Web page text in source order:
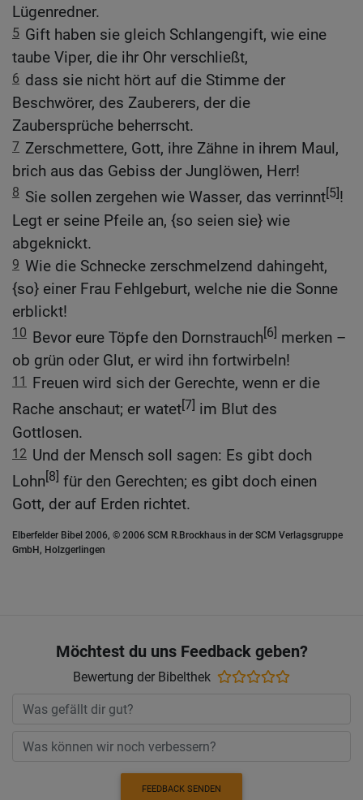
Lügenredner.
5 Gift haben sie gleich Schlangengift, wie eine
taube Viper, die ihr Ohr verschließt,
6 dass sie nicht hört auf die Stimme der
Beschwörer, des Zauberers, der die
Zaubersprüche beherrscht.
7 Zerschmettere, Gott, ihre Zähne in ihrem Maul,
brich aus das Gebiss der Junglöwen, Herr!
8 Sie sollen zergehen wie Wasser, das verrinnt[5]!
Legt er seine Pfeile an, {so seien sie} wie
abgeknickt.
9 Wie die Schnecke zerschmelzend dahingeht,
{so} einer Frau Fehlgeburt, welche nie die Sonne
erblickt!
10 Bevor eure Töpfe den Dornstrauch[6] merken –
ob grün oder Glut, er wird ihn fortwirbeln!
11 Freuen wird sich der Gerechte, wenn er die
Rache anschaut; er watet[7] im Blut des
Gottlosen.
12 Und der Mensch soll sagen: Es gibt doch
Lohn[8] für den Gerechten; es gibt doch einen
Gott, der auf Erden richtet.
Elberfelder Bibel 2006, © 2006 SCM R.Brockhaus in der SCM Verlagsgruppe
GmbH, Holzgerlingen
Möchtest du uns Feedback geben?
Bewertung der Bibelthek
FEEDBACK SENDEN